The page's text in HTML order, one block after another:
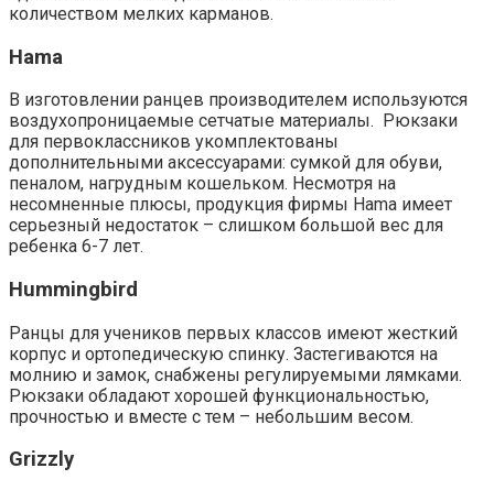
количеством мелких карманов.
Hama
В изготовлении ранцев производителем используются
воздухопроницаемые сетчатые материалы. Рюкзаки
для первоклассников укомплектованы
дополнительными аксессуарами: сумкой для обуви,
пеналом, нагрудным кошельком. Несмотря на
несомненные плюсы, продукция фирмы Hama имеет
серьезный недостаток – слишком большой вес для
ребенка 6-7 лет.
Hummingbird
Ранцы для учеников первых классов имеют жесткий
корпус и ортопедическую спинку. Застегиваются на
молнию и замок, снабжены регулируемыми лямками.
Рюкзаки обладают хорошей функциональностью,
прочностью и вместе с тем – небольшим весом.
Grizzly